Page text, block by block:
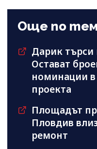
Още по
Дарик търси
Остават
номинации в
проекта
Площадът
Пловдив
ремонт